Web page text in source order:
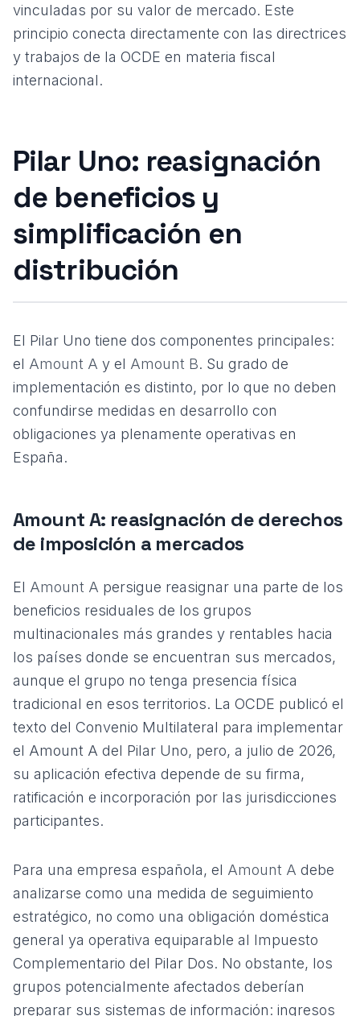
vinculadas por su valor de mercado. Este
principio conecta directamente con las directrices
y trabajos de la OCDE en materia fiscal
internacional.
Pilar Uno: reasignación
de beneficios y
simplificación en
distribución
El Pilar Uno tiene dos componentes principales:
el Amount A y el Amount B. Su grado de
implementación es distinto, por lo que no deben
confundirse medidas en desarrollo con
obligaciones ya plenamente operativas en
España.
Amount A: reasignación de derechos
de imposición a mercados
El Amount A persigue reasignar una parte de los
beneficios residuales de los grupos
multinacionales más grandes y rentables hacia
los países donde se encuentran sus mercados,
aunque el grupo no tenga presencia física
tradicional en esos territorios. La OCDE publicó el
texto del Convenio Multilateral para implementar
el Amount A del Pilar Uno, pero, a julio de 2026,
su aplicación efectiva depende de su firma,
ratificación e incorporación por las jurisdicciones
participantes.
Para una empresa española, el Amount A debe
analizarse como una medida de seguimiento
estratégico, no como una obligación doméstica
general ya operativa equiparable al Impuesto
Complementario del Pilar Dos. No obstante, los
grupos potencialmente afectados deberían
preparar sus sistemas de información: ingresos